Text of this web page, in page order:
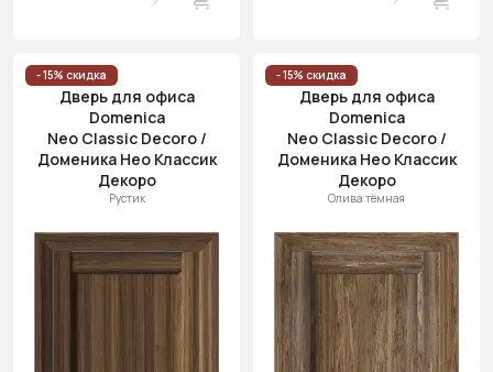
- 15% скидка
Дверь для офиса
Domenica
Neo Classic Decoro /
Доменика Нео Классик
Декоро
Рустик
- 15% скидка
Дверь для офиса
Domenica
Neo Classic Decoro /
Доменика Нео Классик
Декоро
Олива тёмная